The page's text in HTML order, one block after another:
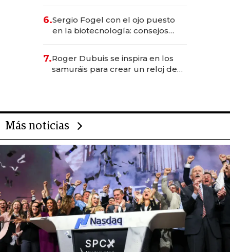
6.Sergio Fogel con el ojo puesto
en la biotecnología: consejos
rol de la IA
7.Roger Dubuis se inspira en los
samuráis para crear un reloj de
Más noticias